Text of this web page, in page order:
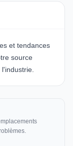
et tendances
source